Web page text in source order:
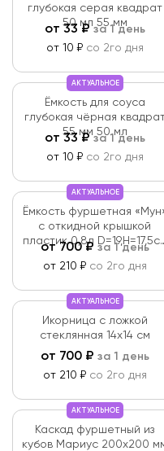
глубокая серая квадрат
50 мл 55 мм
от33 ₽за 1 день
от 10 ₽ со 2го дня
АКТУАЛЬНОЕ
Ёмкость для соуса
глубокая чёрная
55 мм 50 мл
от33₽за 1 день
от 10 ₽ со 2го дня
АКТУАЛЬНОЕ
Ёмкость фуршетная
с откидной крышкой
пластик 0,8л
от700₽ за 1 день
от 210 ₽ со 2го дня
АКТУАЛЬНОЕ
Икорница с ложкой
стеклянная 14х14 см
от 700₽ за 1 день
от 210 ₽ со 2го дня
АКТУАЛЬНОЕ
Каскад фуршетный из
кубов Мариус 200х200